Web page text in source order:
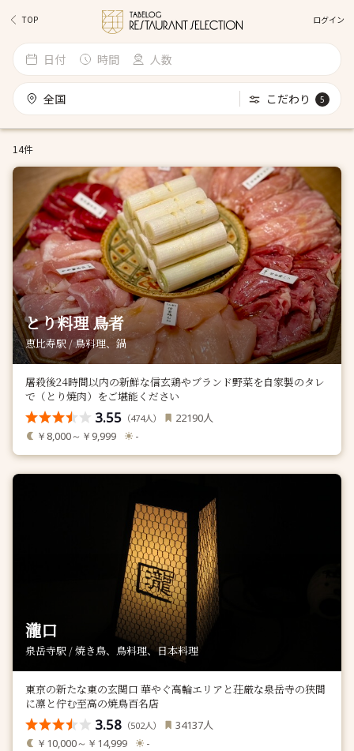
TOP ログイン
日付 時間 人数
全国 こだわり 5
14件
とり料理 鳥者
恵比寿駅 / 鳥料理、鍋
屠殺後24時間以内の新鮮な信玄鶏やブランド野菜を自家製のタレ
で（とり焼肉）をご堪能ください
3.55 （474人） 22190人
￥8,000～￥9,999 -
瀧口
泉岳寺駅 / 焼き鳥、鳥料理、日本料理
東京の新たな東の玄関口 華やぐ高輪エリアと荘厳な泉岳寺の狭間
に凛と佇む至高の焼鳥百名店
3.58 （502人） 34137人
￥10,000～￥14,999 -